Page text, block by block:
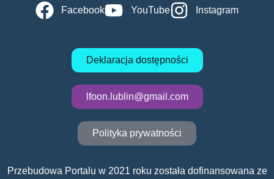
Facebook YouTube Instagram
Deklaracja dostępności
lfoon.lublin@gmail.com
Polityka prywatności
Przebudowa Portalu w 2021 roku została dofinansowana ze